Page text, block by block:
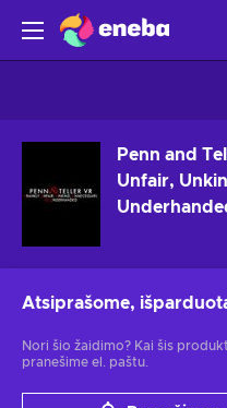
Penn and
Unfair,
Atsiprašome,
Nori šio žaidimo? Kai šis
pranešime el. paštu.